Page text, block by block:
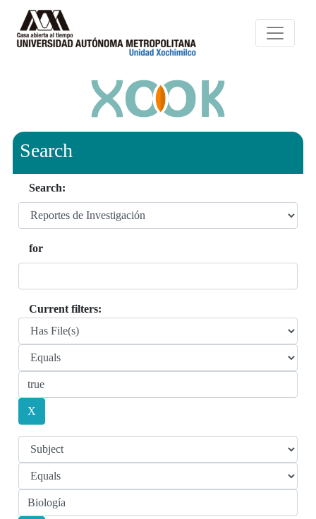
Search
Search:
for
Current filters: